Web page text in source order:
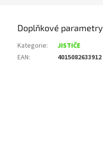
Doplňkové parametry
Kategorie:
JISTIČE
EAN: 4015082633912